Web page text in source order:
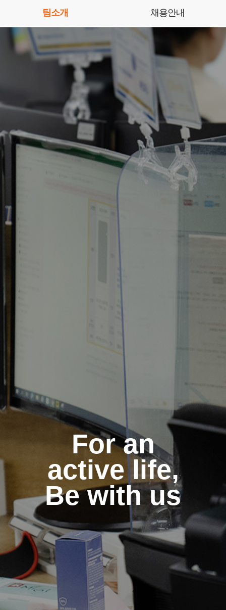
팀소개 채용안내
For an
active life,
Be with us